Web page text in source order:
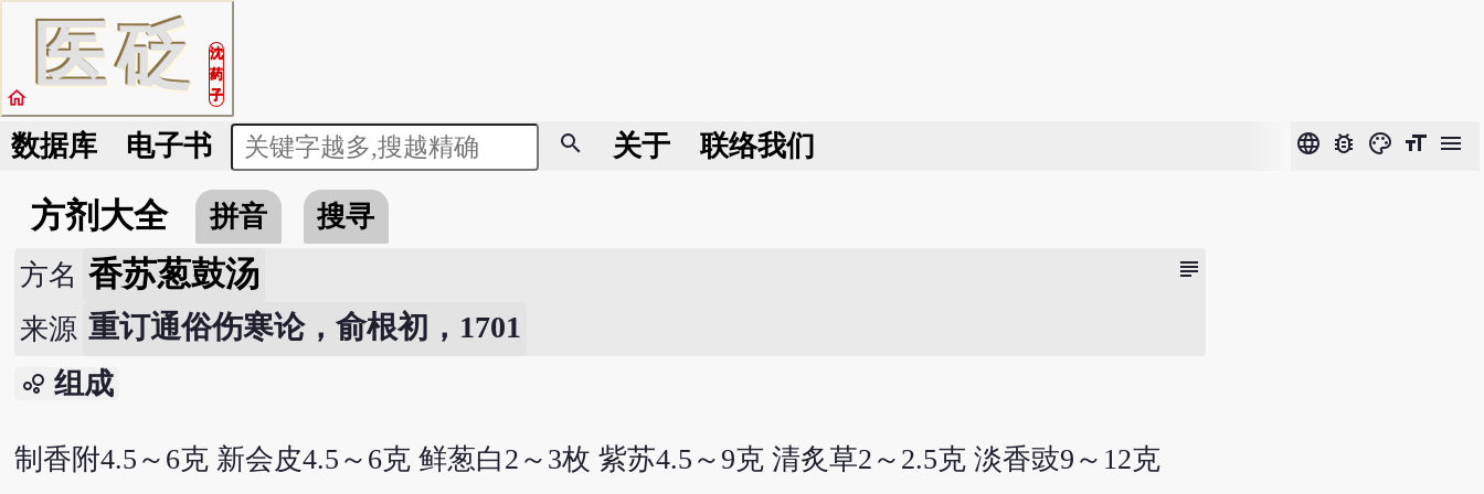
医砭
沈
药
子
home
数据库 电子书 search 关于 联络我们 language bug_report color_lens format_size menu
方剂大全 拼音 搜寻
subject
方名 香苏葱鼓汤
来源 重订通俗伤寒论，俞根初，1701
bubble_chart 组成
制香附4.5～6克 新会皮4.5～6克 鲜葱白2～3枚 紫苏4.5～9克 清炙草2～2.5克 淡香豉9～12克